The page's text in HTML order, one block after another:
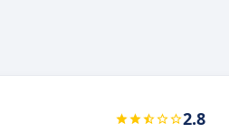
2.8